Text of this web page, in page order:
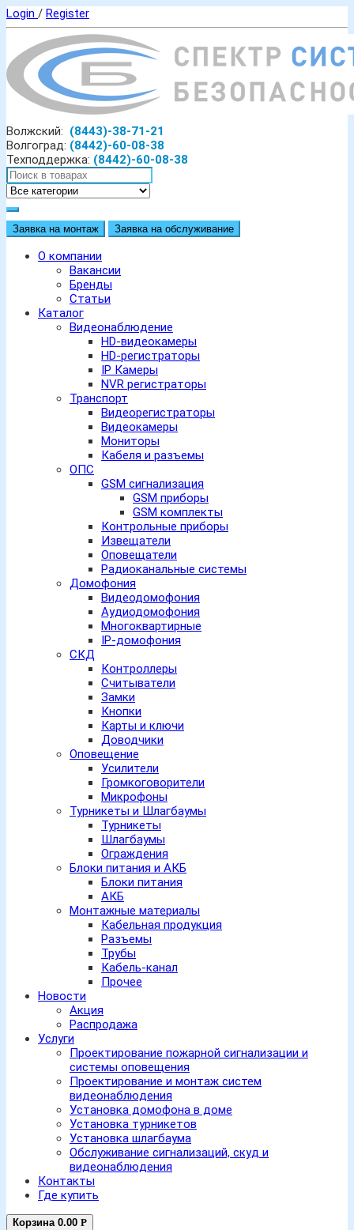
Login / Register
Волжский: (8443)-38-71-21
Волгоград: (8442)-60-08-38
Техподдержка: (8442)-60-08-38
Заявка на монтаж Заявка на обслуживание
О компании
Вакансии
Бренды
Статьи
Каталог
Видеонаблюдение
HD-видеокамеры
HD-регистраторы
IP Камеры
NVR регистраторы
Транспорт
Видеорегистраторы
Видеокамеры
Мониторы
Кабеля и разъемы
ОПС
GSM сигнализация
GSM приборы
GSM комплекты
Контрольные приборы
Извещатели
Оповещатели
Радиоканальные системы
Домофония
Видеодомофония
Аудиодомофония
Многоквартирные
IP-домофония
СКД
Контроллеры
Считыватели
Замки
Кнопки
Карты и ключи
Доводчики
Оповещение
Усилители
Громкоговорители
Микрофоны
Турникеты и Шлагбаумы
Турникеты
Шлагбаумы
Ограждения
Блоки питания и АКБ
Блоки питания
АКБ
Монтажные материалы
Кабельная продукция
Разъемы
Трубы
Кабель-канал
Прочее
Новости
Акция
Распродажа
Услуги
Проектирование пожарной сигнализации и
системы оповещения
Проектирование и монтаж систем
видеонаблюдения
Установка домофона в доме
Установка турникетов
Установка шлагбаума
Обслуживание сигнализаций, скуд и
видеонаблюдения
Контакты
Где купить
Корзина 0.00 Р